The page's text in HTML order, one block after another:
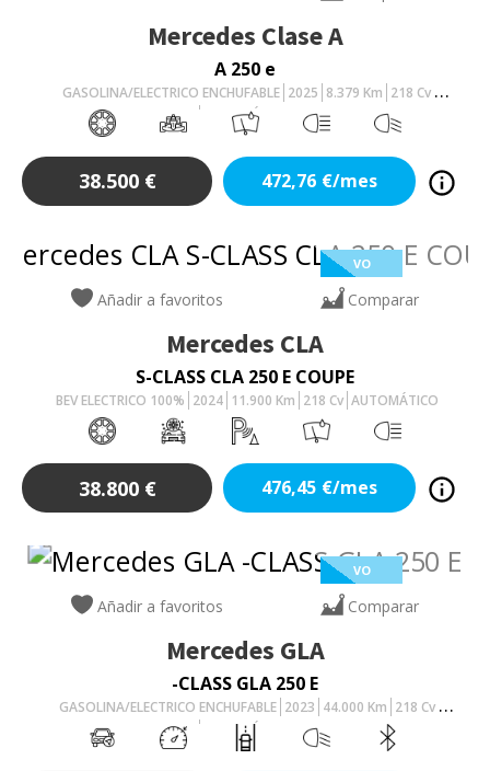
Mercedes Clase A
A 250 e
GASOLINA/ELECTRICO ENCHUFABLE 2025 8.379 Km 218 Cv
AUTOMÁTICO
38.500 € 472,76 €/mes
VO
Añadir a favoritos Comparar
Mercedes CLA
S-CLASS CLA 250 E COUPE
BEV ELECTRICO 100% 2024 11.900 Km 218 Cv AUTOMÁTICO
38.800 € 476,45 €/mes
VO
Añadir a favoritos Comparar
Mercedes GLA
-CLASS GLA 250 E
GASOLINA/ELECTRICO ENCHUFABLE 2023 44.000 Km 218 Cv
AUTOMÁTICO